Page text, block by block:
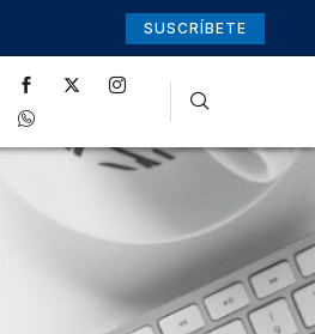
SUSCRÍBETE